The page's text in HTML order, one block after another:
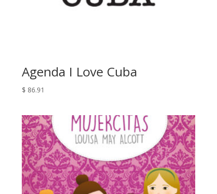
Agenda I Love Cuba
$ 86.91